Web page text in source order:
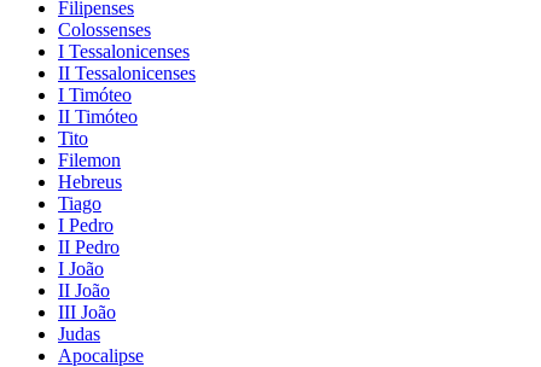
Filipenses
Colossenses
I Tessalonicenses
II Tessalonicenses
I Timóteo
II Timóteo
Tito
Filemon
Hebreus
Tiago
I Pedro
II Pedro
I João
II João
III João
Judas
Apocalipse